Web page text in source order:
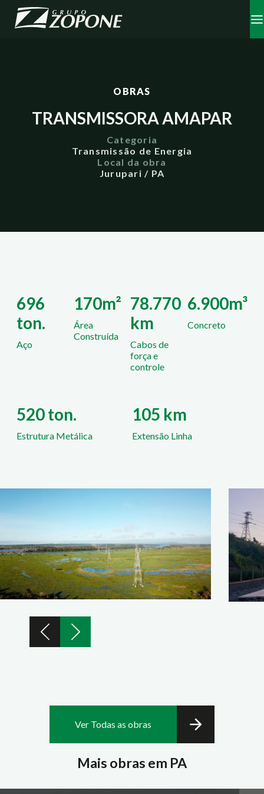
OBRAS
TRANSMISSORA AMAPAR
Categoria
Transmissão de Energia
Local da obra
Jurupari / PA
696
ton.
Aço
170m²
Área
Construída
78.770
km
Cabos de
força e
controle
6.900m³
Concreto
520 ton.
Estrutura Metálica
105 km
Extensão Linha
Mais obras em PA
Ver Todas as obras